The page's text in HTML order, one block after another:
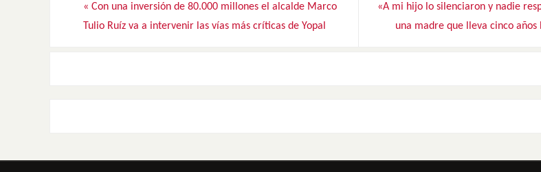
« Con una inversión de 80.000 millones el alcalde Marco
Tulio Ruíz va a intervenir las vías más críticas de Yopal
«A mi hijo lo silenciaron y nadie
una madre que lleva cinco años